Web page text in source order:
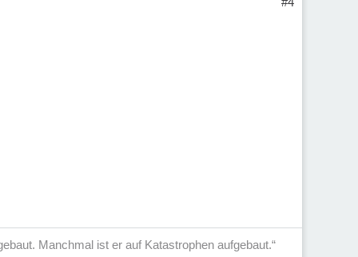
Manchmal ist er auf Katastrophen aufgebaut.“